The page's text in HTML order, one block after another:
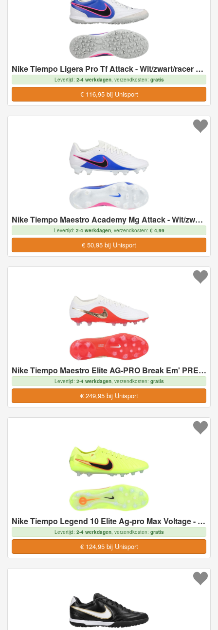
Nike Tiempo Ligera Pro Tf Attack - Wit/zwart/racer Blue/roze - Turf (Tf), maat 36
Levertijd: 2-4 werkdagen, verzendkosten: gratis
€ 116,95 bij Unisport
Nike Tiempo Maestro Academy Mg Attack - Wit/zwart/racer Blue/roze - Multi Ground (Mg), maat 43
Levertijd: 2-4 werkdagen, verzendkosten: € 4,99
€ 50,95 bij Unisport
Nike Tiempo Maestro Elite AG-PRO Break Em' PRE-ORDER - Kunstgras (AG), maat 47
Levertijd: 2-4 werkdagen, verzendkosten: gratis
€ 249,95 bij Unisport
Nike Tiempo Legend 10 Elite Ag-pro Max Voltage - Neon/zwart - Kunstgras (Ag), maat 36
Levertijd: 2-4 werkdagen, verzendkosten: gratis
€ 124,95 bij Unisport